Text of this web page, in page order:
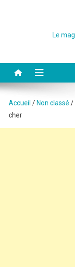
Le
Accueil / Non classé /
cher